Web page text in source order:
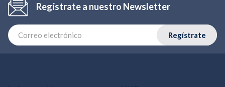
Regístrate a nuestro Newsletter
Regístrate